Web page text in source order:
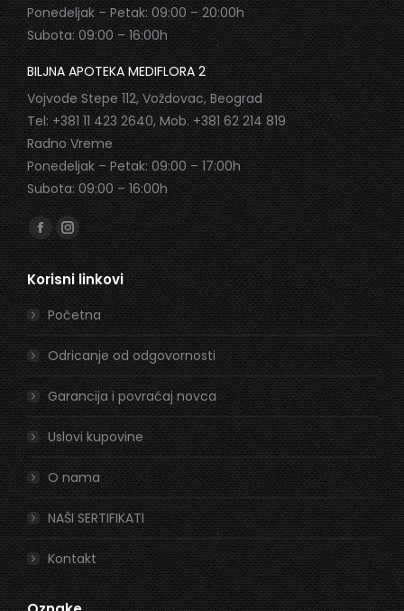
Ponedeljak – Petak: 09:00 – 20:00h
Subota: 09:00 – 16:00h
BILJNA APOTEKA MEDIFLORA 2
Vojvode Stepe 112, Voždovac, Beograd
Tel: +381 11 423 2640, Mob. +381 62 214 819
Radno Vreme
Ponedeljak – Petak: 09:00 – 17:00h
Subota: 09:00 – 16:00h
Find us on:
Facebook
page
opens
in
new
window
Instagram
page
opens
in
new
window
Korisni linkovi
Početna
Odricanje od odgovornosti
Garancija i povraćaj novca
Uslovi kupovine
O nama
NAŠI SERTIFIKATI
Kontakt